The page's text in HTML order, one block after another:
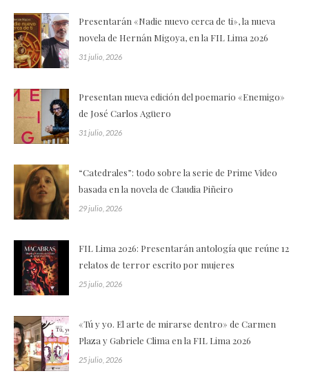
Presentarán «Nadie nuevo cerca de ti», la nueva
novela de Hernán Migoya, en la FIL Lima 2026
31 julio, 2026
Presentan nueva edición del poemario «Enemigo»
de José Carlos Agüero
31 julio, 2026
“Catedrales”: todo sobre la serie de Prime Video
basada en la novela de Claudia Piñeiro
29 julio, 2026
FIL Lima 2026: Presentarán antología que reúne 12
relatos de terror escrito por mujeres
25 julio, 2026
«Tú y yo. El arte de mirarse dentro» de Carmen
Plaza y Gabriele Clima en la FIL Lima 2026
25 julio, 2026